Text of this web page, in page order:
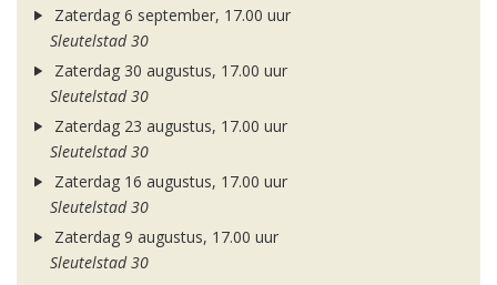
Zaterdag 6 september, 17.00 uur
Sleutelstad 30
Zaterdag 30 augustus, 17.00 uur
Sleutelstad 30
Zaterdag 23 augustus, 17.00 uur
Sleutelstad 30
Zaterdag 16 augustus, 17.00 uur
Sleutelstad 30
Zaterdag 9 augustus, 17.00 uur
Sleutelstad 30